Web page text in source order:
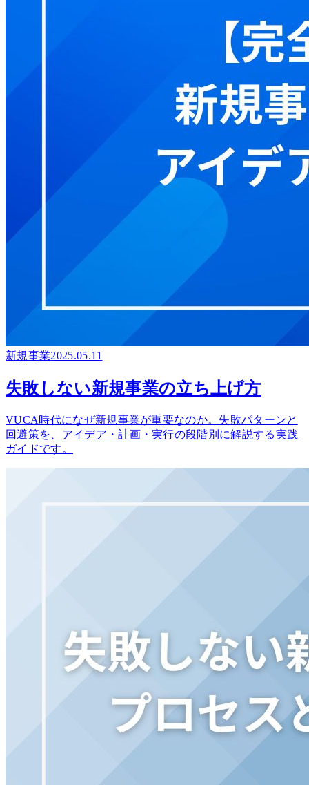
新規事業2025.05.11
失敗しない新規事業の立ち上げ方
VUCA時代になぜ新規事業が重要なのか。失敗パターンと
回避策を、アイデア・計画・実行の段階別に解説する実践
ガイドです。